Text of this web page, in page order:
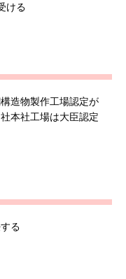
ける
造物製作工場認定が
本社工場は大臣認定
る